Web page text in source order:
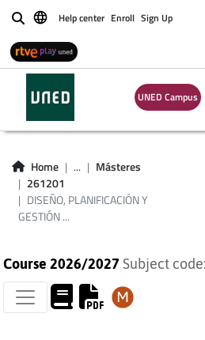
BuscarHelp center Enroll Sign Up
UNED Campus
Home ...
Másteres
261201
DISEÑO, PLANIFICACIÓN Y
GESTIÓN ...
DISEÑO,
GESTIÓN DE
SOCIAL
Course 2026/2027 Subject